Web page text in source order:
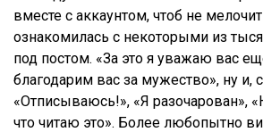
вместе с аккаунтом, чтоб не
ознакомилась с некоторыми из
под постом. «За это я уважаю вас
благодарим вас за мужество», ну и,
«Отписываюсь!», «Я разочарован»,
что читаю это». Более любопытно